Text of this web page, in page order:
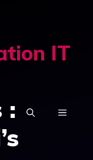
IT
MENU
: